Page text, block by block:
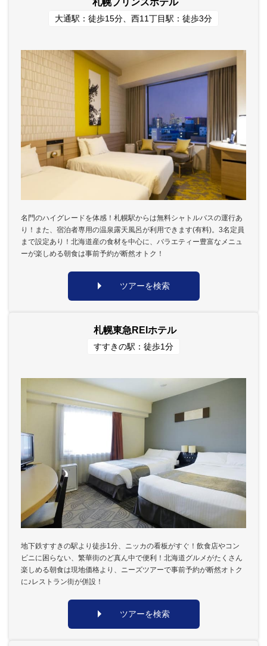
大通駅：徒歩15分、西11丁目駅：徒歩3分
名門のハイグレードを体感！札幌駅からは無料シャトルバスの運行あ
り！また、宿泊者専用の温泉露天風呂が利用できます(有料)。3名定員
まで設定あり！北海道産の食材を中心に、バラエティー豊富なメニュ
ーが楽しめる朝食は事前予約が断然オトク！
ツアーを検索
札幌東急REIホテル
すすきの駅：徒歩1分
地下鉄すすきの駅より徒歩1分、ニッカの看板がすぐ！飲食店やコン
ビニに困らない、繁華街のど真ん中で便利！北海道グルメがたくさん
楽しめる朝食は現地価格より、ニーズツアーで事前予約が断然オトク
に♪レストラン街が併設！
ツアーを検索